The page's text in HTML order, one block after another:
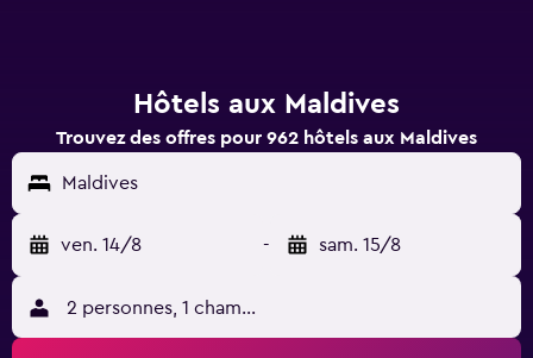
Hôtels aux Maldives
Trouvez des offres pour 962 hôtels aux Maldives
Maldives
ven. 14/8 - sam. 15/8
2 personnes, 1 chambre